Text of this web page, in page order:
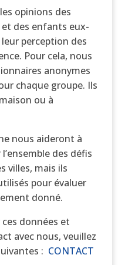
opinions des
des enfants eux-
perception des
Pour cela, nous
anonymes
chaque groupe. Ils
ou à
nous aideront à
des défis
villes, mais ils
pour évaluer
donné.
données et
avec nous, veuillez
: CONTACT